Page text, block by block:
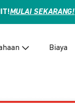
MULAI SEKARANG!
Biaya